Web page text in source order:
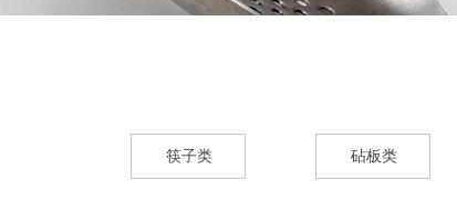
筷子类 砧板类